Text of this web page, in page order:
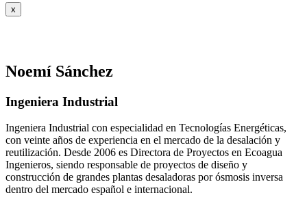
x
Noemí Sánchez
Ingeniera Industrial
Ingeniera Industrial con especialidad en Tecnologías Energéticas,
con veinte años de experiencia en el mercado de la desalación y
reutilización. Desde 2006 es Directora de Proyectos en Ecoagua
Ingenieros, siendo responsable de proyectos de diseño y
construcción de grandes plantas desaladoras por ósmosis inversa
dentro del mercado español e internacional.